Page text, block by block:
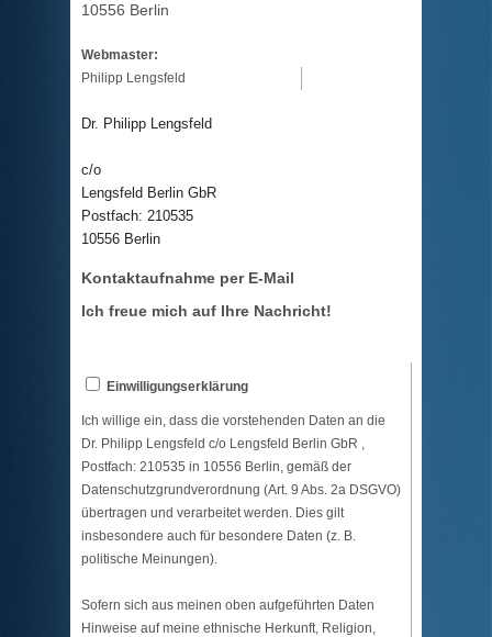
10556 Berlin
Webmaster:
Philipp Lengsfeld
Dr. Philipp Lengsfeld
c/o
Lengsfeld Berlin GbR
Postfach: 210535
10556 Berlin
Kontaktaufnahme per E-Mail
Ich freue mich auf Ihre Nachricht!
Einwilligungserklärung
Ich willige ein, dass die vorstehenden Daten an die
Dr. Philipp Lengsfeld c/o Lengsfeld Berlin GbR ,
Postfach: 210535 in 10556 Berlin, gemäß der
Datenschutzgrundverordnung (Art. 9 Abs. 2a DSGVO)
übertragen und verarbeitet werden. Dies gilt
insbesondere auch für besondere Daten (z. B.
politische Meinungen).
Sofern sich aus meinen oben aufgeführten Daten
Hinweise auf meine ethnische Herkunft, Religion,